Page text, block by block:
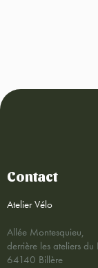
Contact
Atelier Vélo
Allée Montesquieu,
derrière les ateliers
64140 Billère